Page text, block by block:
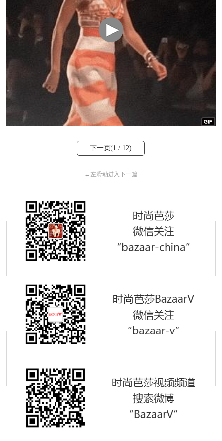
下一页(1 / 12)
←左滑动进入下一篇